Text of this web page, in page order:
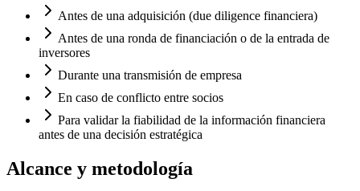
Antes de una adquisición (due diligence financiera)
Antes de una ronda de financiación o de la entrada de
inversores
Durante una transmisión de empresa
En caso de conflicto entre socios
Para validar la fiabilidad de la información financiera
antes de una decisión estratégica
Alcance y metodología